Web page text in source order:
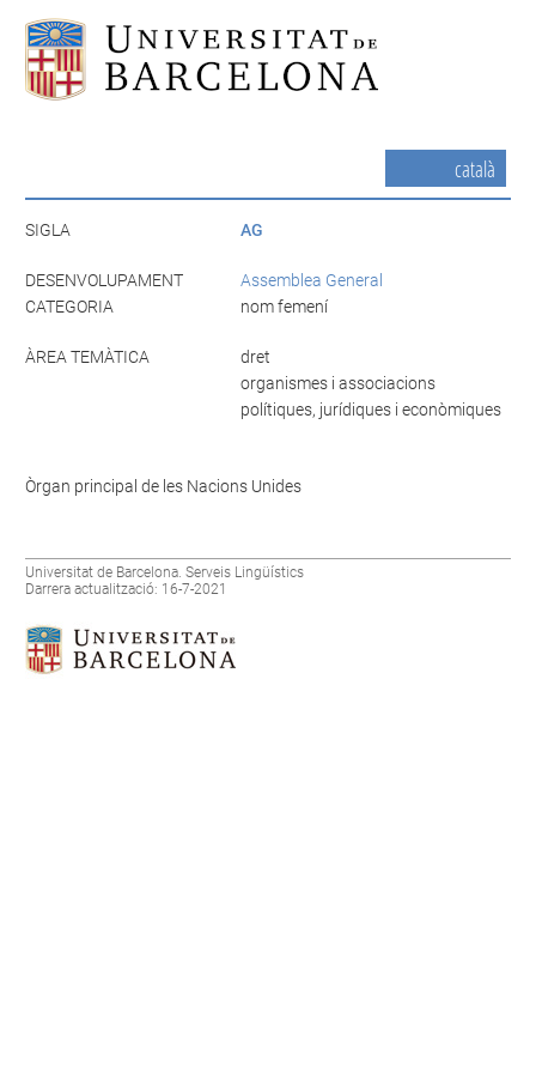
català
SIGLA AG
DESENVOLUPAMENT
Assemblea General
CATEGORIA
nom femení
ÀREA TEMÀTICA
dret
organismes i associacions
polítiques, jurídiques i econòmiques
Òrgan principal de les Nacions Unides
Universitat de Barcelona. Serveis Lingüístics
Darrera actualització: 16-7-2021